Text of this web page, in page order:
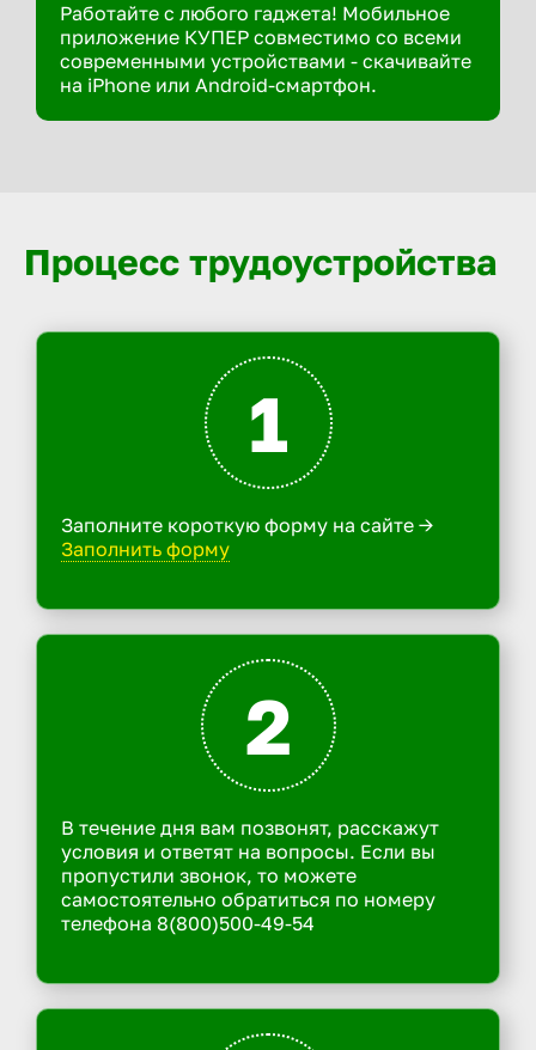
Работайте с любого гаджета! Мобильное
приложение КУПЕР совместимо со всеми
современными устройствами - скачивайте
на iPhone или Android-смартфон.
Процесс трудоустройства
1
Заполните короткую форму на сайте ->
Заполнить форму
2
В течение дня вам позвонят, расскажут
условия и ответят на вопросы. Если вы
пропустили звонок, то можете
самостоятельно обратиться по номеру
телефона 8(800)500-49-54